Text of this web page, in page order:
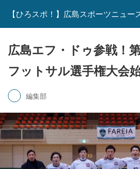
【ひろスポ！】広島スポーツニュー
広島エフ・ドゥ参戦！
フットサル選手権大会
編集部